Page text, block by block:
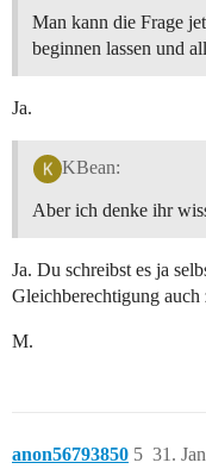
Man kann die Frage
beginnen lassen und
Ja.
KBean:
Aber ich denke ihr
Ja. Du schreibst es ja
Gleichberechtigung auch
M.
anon56793850 31.
5